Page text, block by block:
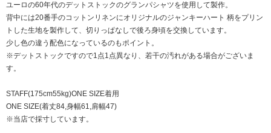
ユーロの60年代のデットストックのグランパシャツを使用して製作。
背中には20番手のコットンリネンにオリジナルのジャンキーハート 柄をプリン
トした生地を製作して、切りっぱなしで後ろ身頃を交換しています。
少し色の違う配色になっているのもポイント。
※デットストックですので1点1点異なり、若干の汚れがある場合がございま
す。
STAFF(175cm55kg)ONE SIZE着用
ONE SIZE(着丈84,身幅61,肩幅47)
※当店で採寸しています。